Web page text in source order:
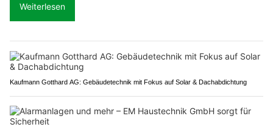
Weiterlesen
Kaufmann Gotthard AG: Gebäudetechnik mit Fokus auf Solar & Dachabdichtung